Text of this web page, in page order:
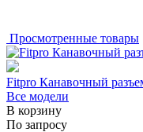
Просмотренные товары
Fitpro Канавочный
Все модели
В корзину
По запросу